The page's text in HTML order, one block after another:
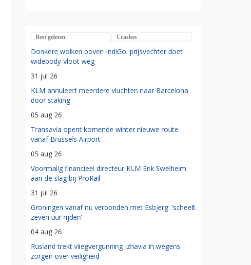
Best gelezen Crashes
Donkere wolken boven IndiGo: prijsvechter doet
widebody-vloot weg
31 jul 26
KLM annuleert meerdere vluchten naar Barcelona
door staking
05 aug 26
Transavia opent komende winter nieuwe route
vanaf Brussels Airport
05 aug 26
Voormalig financieel directeur KLM Erik Swelheim
aan de slag bij ProRail
31 jul 26
Groningen vanaf nu verbonden met Esbjerg: 'scheelt
zeven uur rijden'
04 aug 26
Rusland trekt vliegvergunning Izhavia in wegens
zorgen over veiligheid